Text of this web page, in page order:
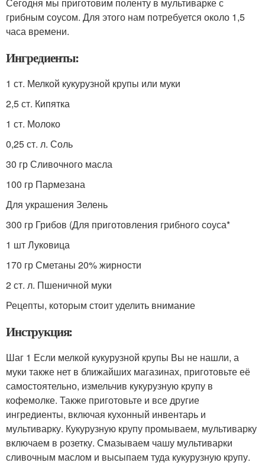
грибным соусом. Для этого нам потребуется около 1,5
часа времени.
Ингредиенты:
1 ст. Мелкой кукурузной крупы или муки
2,5 ст. Кипятка
1 ст. Молоко
0,25 ст. л. Соль
30 гр Сливочного масла
100 гр Пармезана
Для украшения Зелень
300 гр Грибов (Для приготовления грибного соуса*
1 шт Луковица
170 гр Сметаны 20% жирности
2 ст. л. Пшеничной муки
Рецепты, которым стоит уделить внимание
Инструкция:
Шаг 1 Если мелкой кукурузной крупы Вы не нашли, а
муки также нет в ближайших магазинах, приготовьте её
самостоятельно, измельчив кукурузную крупу в
кофемолке. Также приготовьте и все другие
ингредиенты, включая кухонный инвентарь и
мультиварку. Кукурузную крупу промываем, мультиварку
включаем в розетку. Смазываем чашу мультиварки
сливочным маслом и высыпаем туда кукурузную крупу.